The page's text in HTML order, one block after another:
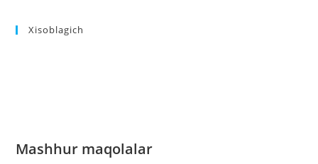
Xisoblagich
Mashhur maqolalar